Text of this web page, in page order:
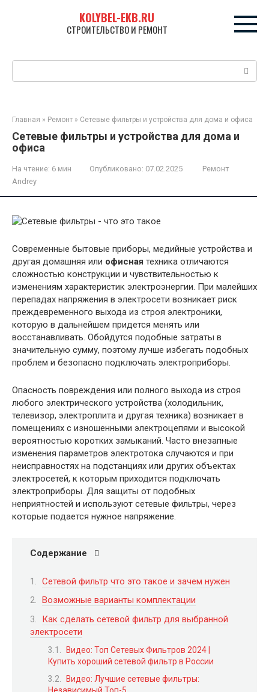
KOLYBEL-EKB.RU
СТРОИТЕЛЬСТВО И РЕМОНТ
Главная » Ремонт » Сетевые фильтры и устройства для дома и офиса
Сетевые фильтры и устройства для дома и
офиса
На чтение: 6 мин Опубликовано: 07.02.2025
Ремонт
Andrey
Современные бытовые приборы, медийные устройства и
другая домашняя или офисная техника отличаются
сложностью конструкции и чувствительностью к
изменениям характеристик электроэнергии. При малейших
перепадах напряжения в электросети возникает риск
преждевременного выхода из строя электроники,
которую в дальнейшем придется менять или
восстанавливать. Обойдутся подобные затраты в
значительную сумму, поэтому лучше избегать подобных
проблем и безопасно подключать электроприборы.
Опасность повреждения или полного выхода из строя
любого электрического устройства (холодильник,
телевизор, электроплита и другая техника) возникает в
помещениях с изношенными электроцепями и высокой
вероятностью коротких замыканий. Часто внезапные
изменения параметров электротока случаются и при
неисправностях на подстанциях или других объектах
электросетей, к которым приходится подключать
электроприборы. Для защиты от подобных
неприятностей и используют сетевые фильтры, через
которые подается нужное напряжение.
Содержание
Сетевой фильтр что это такое и зачем нужен
Возможные варианты комплектации
Как сделать сетевой фильтр для выбранной
электросети
Видео: Топ Сетевых Фильтров 2024 |
Купить хороший сетевой фильтр в России
Видео: Лучшие сетевые фильтры:
Независимый Топ-5